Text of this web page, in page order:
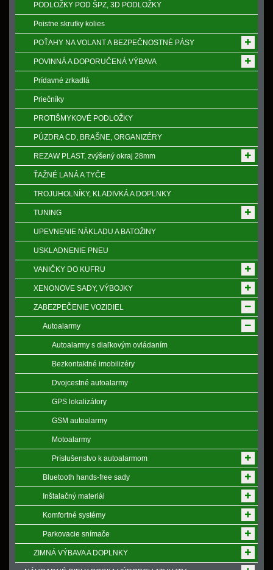
PODLOŽKY POD ŠPZ, 3D PODLOŽKY
Poistne skrutky kolies
POŤAHY NA VOLANT A BEZPEČNOSTNÉ PÁSY
POVINNÁ A DOPORUČENÁ VÝBAVA
Prídavné zrkadlá
Priečníky
PROTIŠMYKOVÉ PODLOŽKY
PÚZDRA CD, BRAŠNE, ORGANIZÉRY
REZAW PLAST, zvýšený okraj 28mm
ŤAŽNÉ LANÁ A TYČE
TROJUHOLNÍKY, KLADIVKÁ A DOPLNKY
TUNING
UPEVNENIE NÁKLADU A BATOŽINY
USKLADNENIE PNEU
VANIČKY DO KUFRU
XENONOVE SADY, VÝBOJKY
ZABEZPEČENIE VOZIDIEL
Autoalarmy
Autoalarmy s diaľkovým ovládaním
Bezkontaktné imobilizéry
Dvojcestné autoalarmy
GPS lokalizátory
GSM autoalarmy
Motoalarmy
Príslušenstvo k autoalarmom
Bluetooth hands-free sady
Inštalačný materiál
Komfortné systémy
Parkovacie snímače
ZIMNÁ VÝBAVA A DOPLNKY